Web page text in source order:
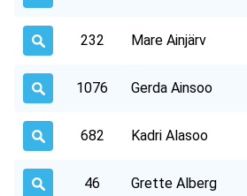
232 Mare Ainjärv
1076 Gerda Ainsoo
682 Kadri Alasoo
46 Grette Alberg